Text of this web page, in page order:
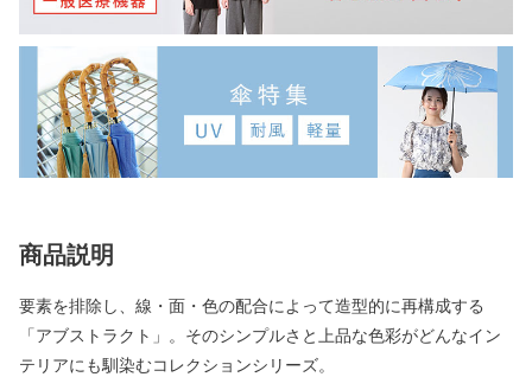
商品説明
要素を排除し、線・面・色の配合によって造型的に再構成する
「アブストラクト」。そのシンプルさと上品な色彩がどんなイン
テリアにも馴染むコレクションシリーズ。